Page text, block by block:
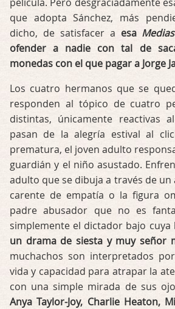
que adopta Sánchez, más
dicho, de satisfacer a esa
ofender a nadie con tal de
monedas con el que pagar a Jorge
Los cuatro hermanos que se
responden al tópico de cuatro
distintas, únicamente reactivas
pasan de la alegría estival al
prematura, el joven adulto
guardián y el niño asustado.
adulto que se dibuja a través de
carente de empatía o la figura
padre abusador que no es
simplemente el dictador bajo
un drama de siesta y muy señor
muchachos son interpretados
vida y capacidad para atrapar la
con una simple mirada de sus
Anya Taylor-Joy, Charlie Heaton,